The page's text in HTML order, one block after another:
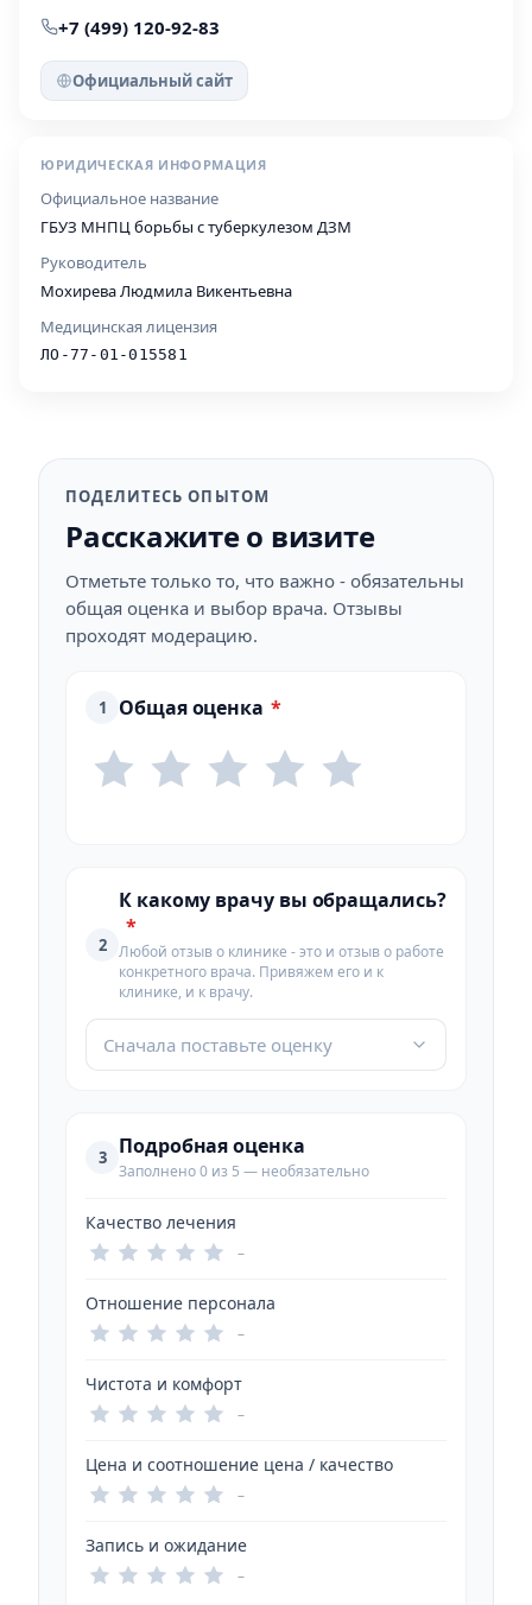
+7 (499) 120-92-83
Официальный сайт
ЮРИДИЧЕСКАЯ ИНФОРМАЦИЯ
Официальное название
ГБУЗ МНПЦ борьбы с туберкулезом ДЗМ
Руководитель
Мохирева Людмила Викентьевна
Медицинская лицензия
ЛО-77-01-015581
ПОДЕЛИТЕСЬ ОПЫТОМ
Расскажите о визите
Отметьте только то, что важно - обязательны
общая оценка и выбор врача. Отзывы
проходят модерацию.
1 Общая оценка *
2
К какому врачу вы обращались?
*
Любой отзыв о клинике - это и отзыв о работе
конкретного врача. Привяжем его и к
клинике, и к врачу.
Сначала поставьте оценку
3 Подробная оценка
Заполнено 0 из 5 — необязательно
Качество лечения
–
Отношение персонала
–
Чистота и комфорт
–
Цена и соотношение цена / качество
–
Запись и ожидание
–